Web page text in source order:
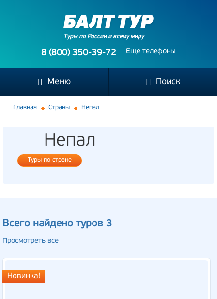
Туры по России и всему миру
Еще телефоны
8 (800) 350-39-72
Меню Поиск
Главная Страны Непал
Непал
Туры по стране
Всего найдено туров 3
Просмотреть все
Новинка!